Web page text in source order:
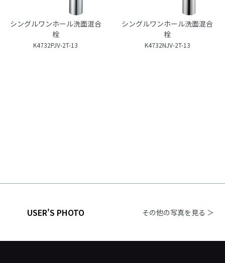
シングルワンホール洗面混合
栓
K4732PJV-2T-13
シングルワンホール洗面混合
栓
K4732NJV-2T-13
USER'S PHOTO その他の写真を見る ＞